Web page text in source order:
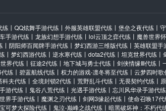
练 丨 QQ炫舞手游代练 丨 外服英雄联盟代练 丨 堡垒之夜代练 丨
手游代练 丨 龙族幻想手游代练 丨 lol云顶之弈代练 丨 魔兽世界
丨 阴阳师百闻牌手游代练 丨 梦幻西游三维版代练 丨 英雄联盟手
丨 梦幻西游代练 丨 逆水寒代练 丨 dota2代练 丨 坦克世界代练 丨
界代练 丨 征途2代练 丨 地下城与勇士代练 丨 剑侠情缘Ⅲ代练 丨
练 丨 碧蓝航线代练 丨 权力的游戏-凛冬将至代练 丨 云梦四时歌
科夫代练 丨 全境封锁2代练 丨 荒野乱斗代练 丨 无畏契约代练 丨
游代练 丨 鬼谷八荒代练 丨 光遇手游代练 丨 忘川风华录手游代练
界手游代练 丨 魔渊之刃代练 丨 剑网3缘起代练 丨 使命召唤17代
宝可梦大探险代练 丨 鬼泣-巅峰之战代练 丨 暗黑破坏神：不朽代